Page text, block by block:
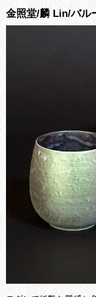
金照堂/麟 Lin/バル